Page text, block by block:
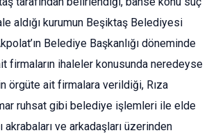
aldığı kurumun Beşiktaş Belediyesi
Belediye Başkanlığı döneminde
firmaların ihaleler konusunda neredeyse
örgüte ait firmalara verildiği, Rıza
ruhsat gibi belediye işlemleri ile elde
akrabaları ve arkadaşları üzerinden